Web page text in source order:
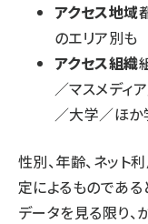
アクセス地域
のエリア別も
アクセス組織
／マスメディ
／大学／ほ
性別、年齢、ネット
定によるものであ
データを見る限り、